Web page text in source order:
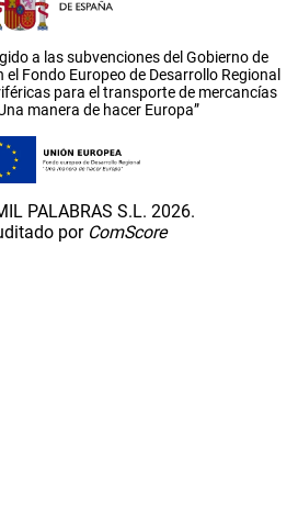
a las subvenciones del Gobierno de
Fondo Europeo de Desarrollo Regional
para el transporte de mercancías
manera de hacer Europa”
PALABRAS S.L. 2026.
por ComScore